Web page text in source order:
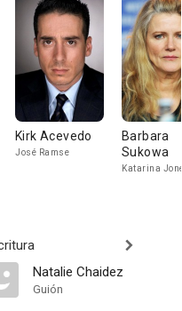
Kirk Acevedo
José Ramse
Barbara
Sukowa
Katarina
Natalie Chaidez
Guión